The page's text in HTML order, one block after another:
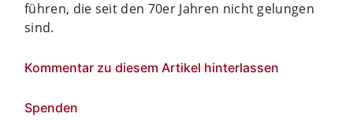
führen, die seit den 70er Jahren nicht gelungen
sind.
Kommentar zu diesem Artikel hinterlassen
Spenden